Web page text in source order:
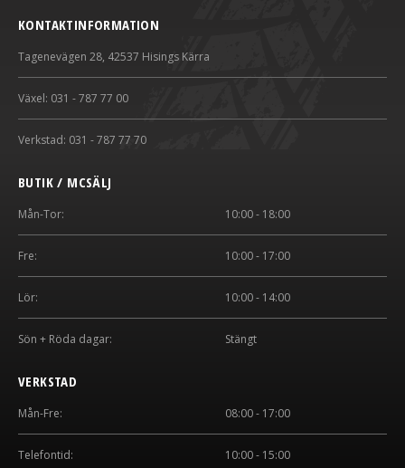
KONTAKTINFORMATION
Tagenevägen 28, 42537 Hisings Kärra
Växel: 031 - 787 77 00
Verkstad: 031 - 787 77 70
BUTIK / MCSÄLJ
Mån-Tor: 10:00 - 18:00
Fre: 10:00 - 17:00
Lör: 10:00 - 14:00
Sön + Röda dagar: Stängt
VERKSTAD
Mån-Fre: 08:00 - 17:00
Telefontid: 10:00 - 15:00